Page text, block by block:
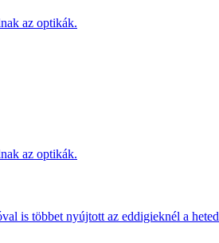
az optikák.
az optikák.
is többet nyújtott az eddigieknél a